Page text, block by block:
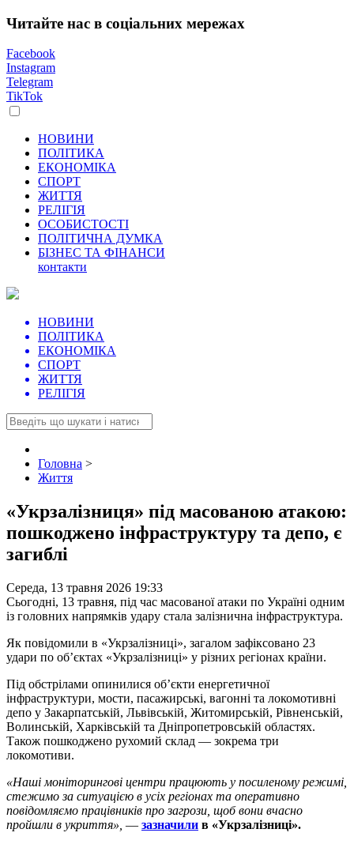
Читайте нас в соціальних мережах
Facebook
Instagram
Telegram
TikTok
НОВИНИ
ПОЛІТИКА
ЕКОНОМІКА
СПОРТ
ЖИТТЯ
РЕЛІГІЯ
ОСОБИСТОСТІ
ПОЛІТИЧНА ДУМКА
БІЗНЕС ТА ФІНАНСИ
контакти
НОВИНИ
ПОЛІТИКА
ЕКОНОМІКА
СПОРТ
ЖИТТЯ
РЕЛІГІЯ
Головна >
Життя
«Укрзалізниця» під масованою атакою:
пошкоджено інфраструктуру та депо, є
загиблі
Середа, 13 травня 2026 19:33
Сьогодні, 13 травня, під час масованої атаки по Україні одним
із головних напрямків удару стала залізнична інфраструктура.
Як повідомили в «Укрзалізниці», загалом зафіксовано 23
удари по об’єктах «Укрзалізниці» у різних регіонах країни.
Під обстрілами опинилися об’єкти енергетичної
інфраструктури, мости, пасажирські, вагонні та локомотивні
депо у Закарпатській, Львівській, Житомирській, Рівненській,
Волинській, Харківській та Дніпропетровській областях.
Також пошкоджено рухомий склад — зокрема три
локомотиви.
«Наші моніторингові центри працюють у посиленому режимі,
стежимо за ситуацією в усіх регіонах та оперативно
повідомляємо працівників про загрози, щоб вони вчасно
пройшли в укриття», — зазначили в «Укрзалізниці».